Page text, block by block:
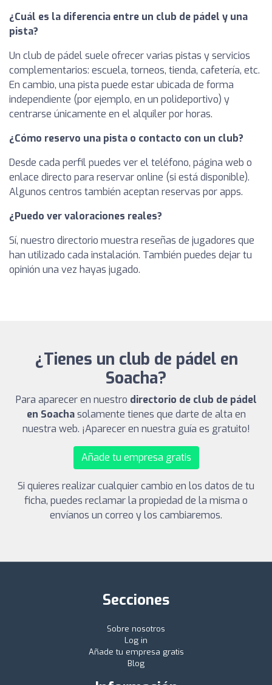
¿Cuál es la diferencia entre un club de pádel y una
pista?
Un club de pádel suele ofrecer varias pistas y servicios
complementarios: escuela, torneos, tienda, cafetería, etc.
En cambio, una pista puede estar ubicada de forma
independiente (por ejemplo, en un polideportivo) y
centrarse únicamente en el alquiler por horas.
¿Cómo reservo una pista o contacto con un club?
Desde cada perfil puedes ver el teléfono, página web o
enlace directo para reservar online (si está disponible).
Algunos centros también aceptan reservas por apps.
¿Puedo ver valoraciones reales?
Sí, nuestro directorio muestra reseñas de jugadores que
han utilizado cada instalación. También puedes dejar tu
opinión una vez hayas jugado.
¿Tienes un club de pádel en
Soacha?
Para aparecer en nuestro directorio de club de pádel
en Soachasolamente tienes que darte de alta en
nuestra web. ¡Aparecer en nuestra guía es gratuito!
Añade tu empresa gratis
Si quieres realizar cualquier cambio en los datos de tu
ficha, puedes reclamar la propiedad de la misma o
envíanos un correo y los cambiaremos.
Secciones
Sobre nosotros
Log in
Añade tu empresa gratis
Blog